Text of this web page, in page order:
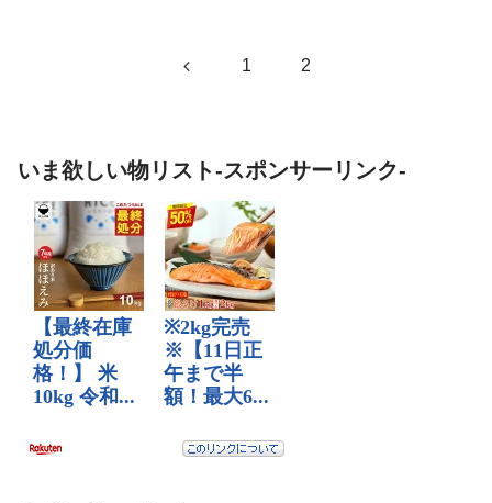
前 1 2
いま欲しい物リスト-スポンサーリンク-